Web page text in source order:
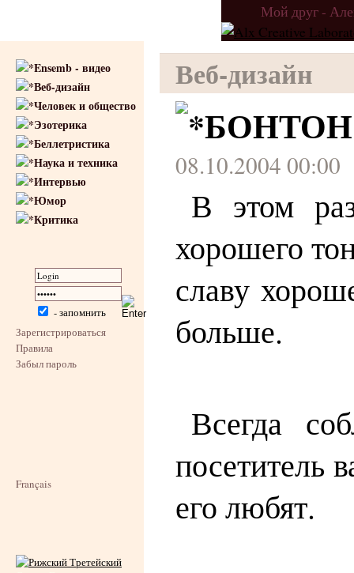
Мой друг -
Ensemb - видео
Веб-дизайн
Человек и общество
Эзотерика
Беллетристика
Наука и техника
Интервью
Юмор
Критика
- запомнить
Зарегистрироваться
Правила
Забыл пароль
Français
Веб-дизайн
БОНТОН
08.10.2004 00:00
В этом
хорошего
славу
больше.
Всегда
посетитель
его любят.